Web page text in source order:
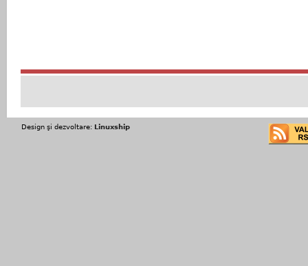
Design şi dezvoltare: Linuxship